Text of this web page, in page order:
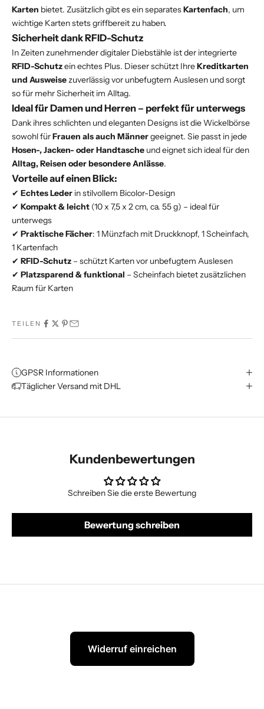
Karten bietet. Zusätzlich gibt es ein separatesKartenfach, um
wichtige Karten stets griffbereit zu haben.
Sicherheit dank RFID-Schutz
In Zeiten zunehmender digitaler Diebstähle ist der integrierte
RFID-Schutzein echtes Plus. Dieser schützt IhreKreditkarten
und Ausweisezuverlässig vor unbefugtem Auslesen und sorgt
so für mehr Sicherheit im Alltag.
Ideal für Damen und Herren – perfekt für unterwegs
Dank ihres schlichten und eleganten Designs ist die Wickelbörse
sowohl fürFrauen als auch Männergeeignet. Sie passt in jede
Hosen-, Jacken- oder Handtasche und eignet sich ideal für den
Alltag, Reisen oder besondere Anlässe.
Vorteile auf einen Blick:
✔ Echtes Leder in stilvollem Bicolor-Design
✔ Kompakt & leicht (10 x 7,5 x 2 cm, ca. 55 g) – ideal für
unterwegs
✔ Praktische Fächer: 1 Münzfach mit Druckknopf, 1 Scheinfach,
1 Kartenfach
✔ RFID-Schutz – schützt Karten vor unbefugtem Auslesen
✔ Platzsparend & funktional – Scheinfach bietet zusätzlichen
Raum für Karten
TEILEN
GPSR Informationen
Täglicher Versand mit DHL
Kundenbewertungen
Schreiben Sie die erste Bewertung
Bewertung schreiben
Widerruf einreichen